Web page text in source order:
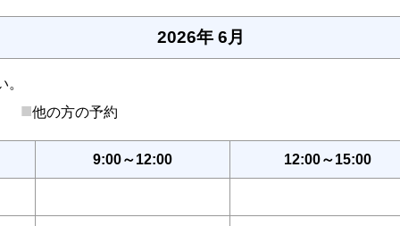
2026年 6月
■他の方の予約
9:00～12:00 12:00～15:00